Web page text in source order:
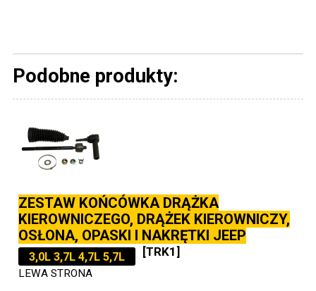
Podobne produkty:
ZESTAW KOŃCÓWKA DRĄŻKA
KIEROWNICZEGO, DRĄŻEK KIEROWNICZY,
OSŁONA, OPASKI I NAKRĘTKI JEEP
3,0L 3,7L 4,7L 5,7L [TRK1]
LEWA STRONA